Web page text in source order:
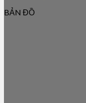
BẢN ĐỒ